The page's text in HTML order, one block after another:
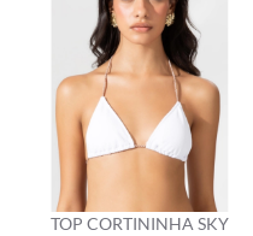
TOP CORTININHA SKY